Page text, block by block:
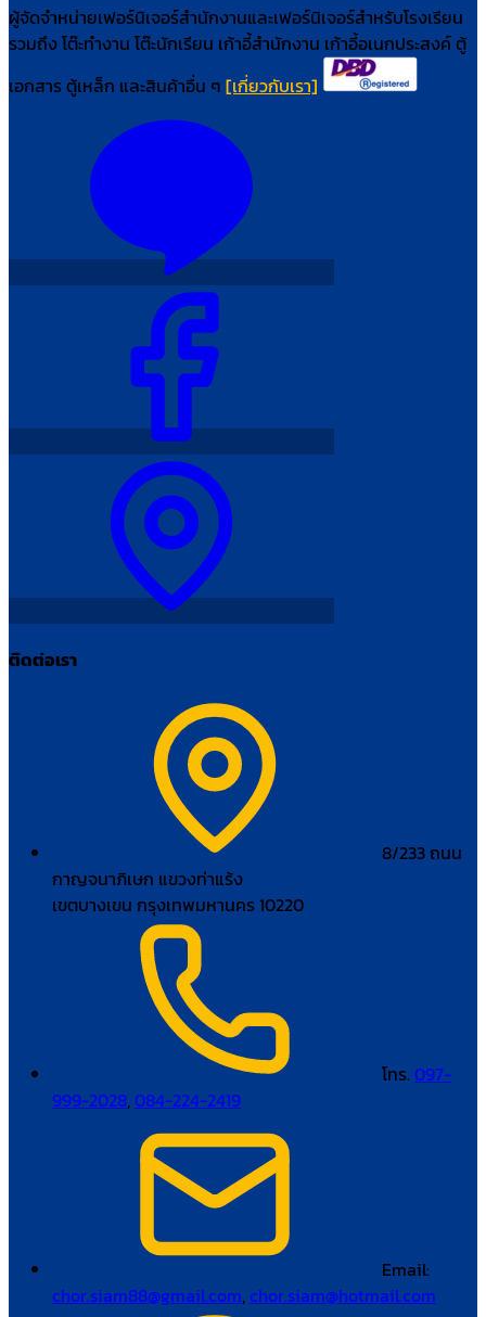
ผู้จัดจำหน่ายเฟอร์นิเจอร์สำนักงานและเฟอร์นิเจอร์สำหรับโรงเรียน
รวมถึง โต๊ะทำงาน โต๊ะนักเรียน เก้าอี้สำนักงาน เก้าอี้อเนกประสงค์ ตู้
เอกสาร ตู้เหล็ก และสินค้าอื่น ๆ [เกี่ยวกับเรา]
ติดต่อเรา
8/233 ถนน
กาญจนาภิเษก แขวงท่าแร้ง
เขตบางเขน กรุงเทพมหานคร 10220
โทร. 097-
999-2028,084-224-2419
Email:
chor.siam88@gmail.com,chor.siam@hotmail.com